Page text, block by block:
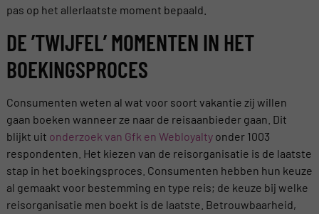
pas op het allerlaatste moment bepaald.
DE ’TWIJFEL’ MOMENTEN IN HET
BOEKINGSPROCES
Consumenten weten al wat voor soort vakantie zij willen
gaan boeken wanneer ze naar de reisaanbieder gaan. Dit
blijkt uit onderzoek van Gfk en Webloyaltyonder 1003
respondenten. Het kiezen van de reisorganisatie is de laatste
stap in het boekingsproces. Consumenten hebben hun keuze
al gemaakt voor bestemming en type reis; de keuze bij welke
reisorganisatie men boekt is de laatste. Betrouwbaarheid,